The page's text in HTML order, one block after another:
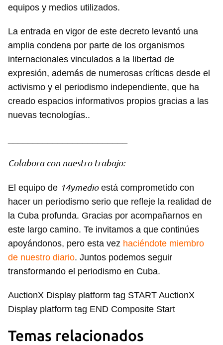
Guardar como favorito
Para poder guardar como favorito, primero has de
iniciar sesión con tu cuenta de 14ymedio.
INICIAR SESIÓN CANCELAR
equipos y medios utilizados.
La entrada en vigor de este decreto levantó una
amplia condena por parte de los organismos
internacionales vinculados a la libertad de
expresión, además de numerosas críticas desde el
activismo y el periodismo independiente, que ha
creado espacios informativos propios gracias a las
nuevas tecnologías..
Colabora con nuestro trabajo:
El equipo de 14ymedioestá comprometido con
hacer un periodismo serio que refleje la realidad de
la Cuba profunda. Gracias por acompañarnos en
este largo camino. Te invitamos a que continúes
apoyándonos, pero esta vez haciéndote miembro
de nuestro diario. Juntos podemos seguir
transformando el periodismo en Cuba.
AuctionX Display platform tag START AuctionX
Display platform tag END Composite Start
Temas relacionados